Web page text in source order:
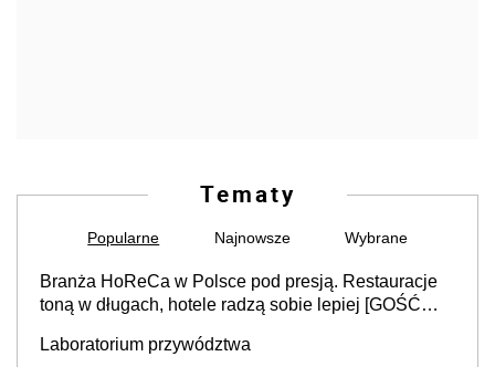
Tematy
Popularne Najnowsze Wybrane
Branża HoReCa w Polsce pod presją. Restauracje
toną w długach, hotele radzą sobie lepiej [GOŚĆ
Laboratorium przywództwa